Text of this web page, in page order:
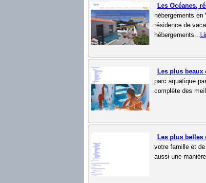
Les Océanes,
hébergements
résidence de
hébergements...
Les plus beaux
parc aquatique
complète des
Les plus belles
votre famille et
aussi une